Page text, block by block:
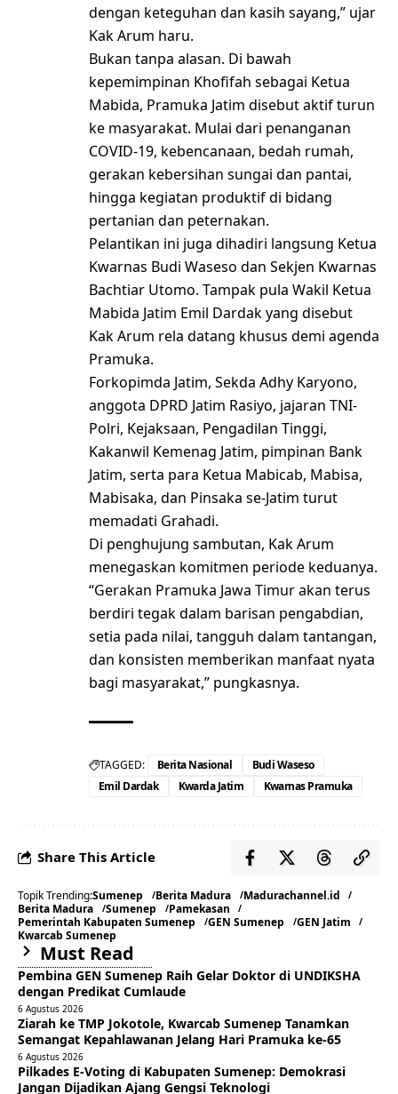
dengan keteguhan dan kasih sayang,” ujar
Kak Arum haru.
Bukan tanpa alasan. Di bawah
kepemimpinan Khofifah sebagai Ketua
Mabida, Pramuka Jatim disebut aktif turun
ke masyarakat. Mulai dari penanganan
COVID-19, kebencanaan, bedah rumah,
gerakan kebersihan sungai dan pantai,
hingga kegiatan produktif di bidang
pertanian dan peternakan.
Pelantikan ini juga dihadiri langsung Ketua
Kwarnas Budi Waseso dan Sekjen Kwarnas
Bachtiar Utomo. Tampak pula Wakil Ketua
Mabida Jatim Emil Dardak yang disebut
Kak Arum rela datang khusus demi agenda
Pramuka.
Forkopimda Jatim, Sekda Adhy Karyono,
anggota DPRD Jatim Rasiyo, jajaran TNI-
Polri, Kejaksaan, Pengadilan Tinggi,
Kakanwil Kemenag Jatim, pimpinan Bank
Jatim, serta para Ketua Mabicab, Mabisa,
Mabisaka, dan Pinsaka se-Jatim turut
memadati Grahadi.
Di penghujung sambutan, Kak Arum
menegaskan komitmen periode keduanya.
“Gerakan Pramuka Jawa Timur akan terus
berdiri tegak dalam barisan pengabdian,
setia pada nilai, tangguh dalam tantangan,
dan konsisten memberikan manfaat nyata
bagi masyarakat,” pungkasnya.
TAGGED: Berita Nasional
Budi Waseso
Emil Dardak
Kwarda Jatim Kwarnas Pramuka
Share This Article
Topik Trending:Sumenep Berita Madura
Madurachannel.id
Berita Madura
Sumenep
Pamekasan
Pemerintah Kabupaten Sumenep
GEN Sumenep
GEN Jatim
Kwarcab Sumenep
Must Read
Pembina GEN Sumenep Raih Gelar Doktor di UNDIKSHA
dengan Predikat Cumlaude
6 Agustus 2026
Ziarah ke TMP Jokotole, Kwarcab Sumenep Tanamkan
Semangat Kepahlawanan Jelang Hari Pramuka ke-65
6 Agustus 2026
Pilkades E-Voting di Kabupaten Sumenep: Demokrasi
Jangan Dijadikan Ajang Gengsi Teknologi